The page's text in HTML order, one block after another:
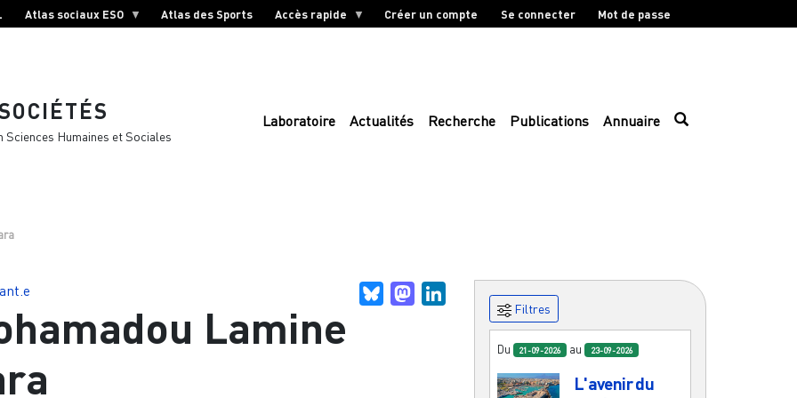
Atlas sociaux ESO Atlas des Sports Accès rapide Créer un compte Se connecter Mot de passe
Humaines et Sociales
Laboratoire Actualités Recherche Publications Annuaire
BlueskyMastodonLinkedIn
Lamine
Filtres
Du 21-09-2026 au 23-09-2026
L'avenir du